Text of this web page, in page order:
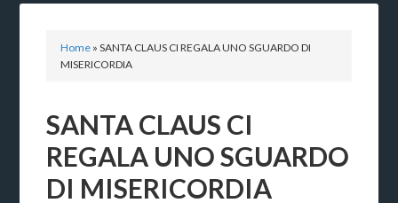
Home »SANTA CLAUS CI REGALA UNO SGUARDO DI
MISERICORDIA
SANTA CLAUS CI
REGALA UNO SGUARDO
DI MISERICORDIA